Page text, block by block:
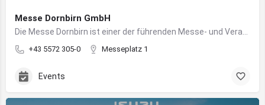
Messe Dornbirn GmbH
+43 5572 305-0 Messeplatz 1
Events